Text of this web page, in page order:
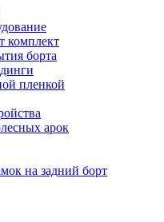
комплект
борта
пленкой
арок
на задний борт